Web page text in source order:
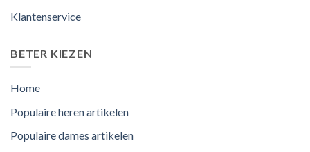
Klantenservice
BETER KIEZEN
Home
Populaire heren artikelen
Populaire dames artikelen